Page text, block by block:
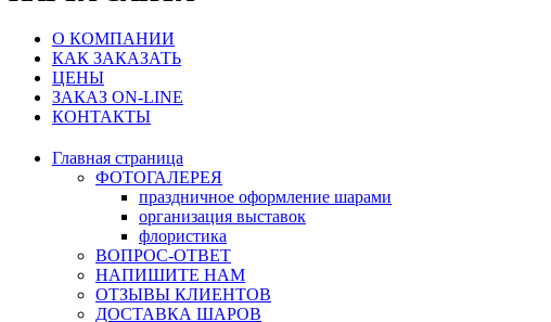
О КОМПАНИИ
КАК ЗАКАЗАТЬ
ЦЕНЫ
ЗАКАЗ ON-LINE
КОНТАКТЫ
Главная страница
ФОТОГАЛЕРЕЯ
праздничное оформление шарами
организация выставок
флористика
ВОПРОС-ОТВЕТ
НАПИШИТЕ НАМ
ОТЗЫВЫ КЛИЕНТОВ
ДОСТАВКА ШАРОВ